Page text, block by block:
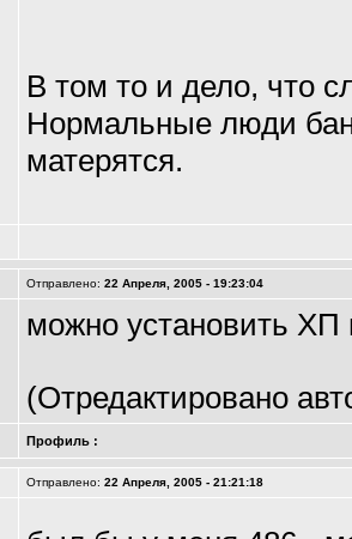
В том то и дело, что
Нормальные люди
матерятся.
Отправлено: 22 Апреля, 2005 - 19:23:04
можно установить ХП
(Отредактировано
Профиль :
Отправлено: 22 Апреля, 2005 - 21:21:18